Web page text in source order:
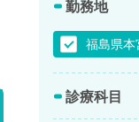
勤務地
福島県本
診療科目